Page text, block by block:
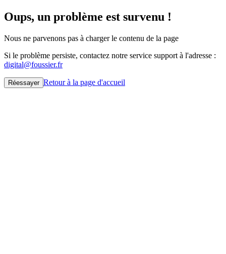
Oups, un problème est survenu !
Nous ne parvenons pas à charger le contenu de la page
Si le problème persiste, contactez notre service support à l'adresse :
digital@foussier.fr
Réessayer Retour à la page d'accueil